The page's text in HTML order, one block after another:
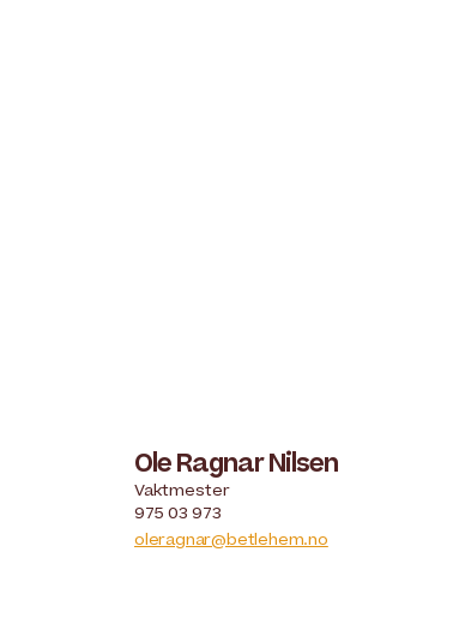
Ole Ragnar Nilsen
Vaktmester
975 03 973
oleragnar@betlehem.no